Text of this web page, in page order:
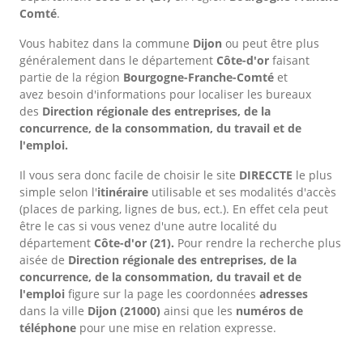
Comté.
Vous habitez dans la commune Dijon ou peut être plus
généralement dans le département Côte-d'or faisant
partie de la région Bourgogne-Franche-Comté et
avez besoin d'informations pour localiser les bureaux
des Direction régionale des entreprises, de la
concurrence, de la consommation, du travail et de
l'emploi.
Il vous sera donc facile de choisir le site DIRECCTE le plus
simple selon l'itinéraire utilisable et ses modalités d'accès
(places de parking, lignes de bus, ect.). En effet cela peut
être le cas si vous venez d'une autre localité du
département Côte-d'or (21). Pour rendre la recherche plus
aisée de Direction régionale des entreprises, de la
concurrence, de la consommation, du travail et de
l'emploi figure sur la page les coordonnées adresses
dans la ville Dijon (21000) ainsi que les numéros de
téléphone pour une mise en relation expresse.